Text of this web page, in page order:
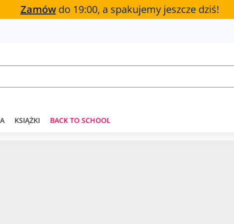
Zamówdo 19:00, a spakujemy jeszcze dziś!
KSIĄŻKI BACK TO SCHOOL